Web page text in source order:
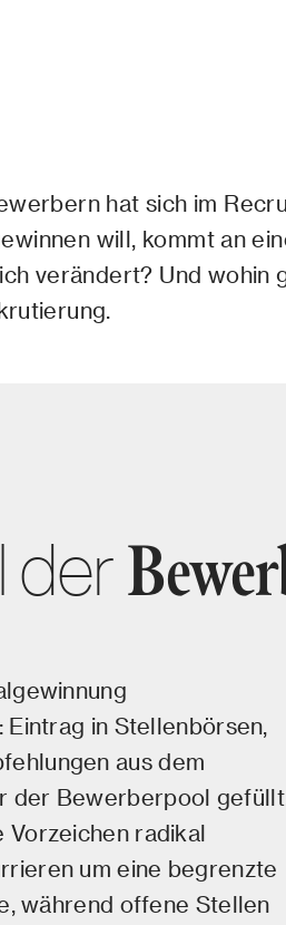
hat sich im
will, kommt an
verändert? Und
der
in Stellenbörsen,
aus dem
der Bewerberpool
Vorzeichen radikal
um eine begrenzte
während offene Stellen